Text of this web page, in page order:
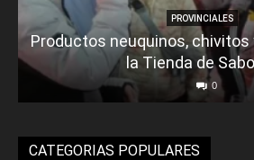
PROVINCIALES
Productos neuquinos,
la Tienda de
0
CATEGORIAS POPULARES